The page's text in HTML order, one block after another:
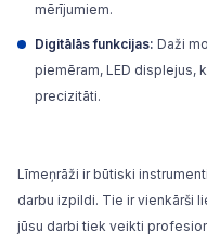
mērījumiem.
Digitālās funkcijas: Daži
piemēram, LED displejus,
precizitāti.
Līmeņrāži ir būtiski
darbu izpildi. Tie ir vienkārši
jūsu darbi tiek veikti